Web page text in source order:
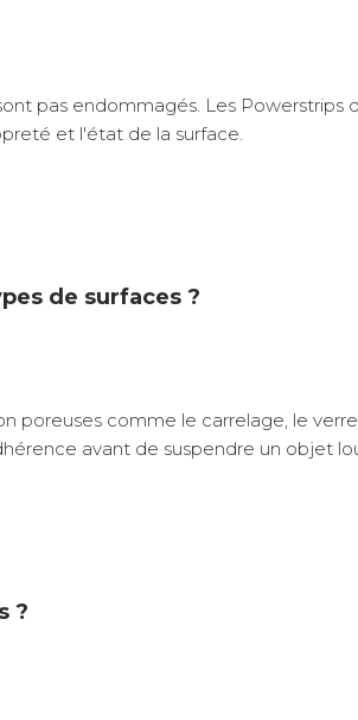
pas endommagés. Les
et l'état de la surface.
de surfaces ?
poreuses comme le carrelage, le
avant de suspendre un objet
?